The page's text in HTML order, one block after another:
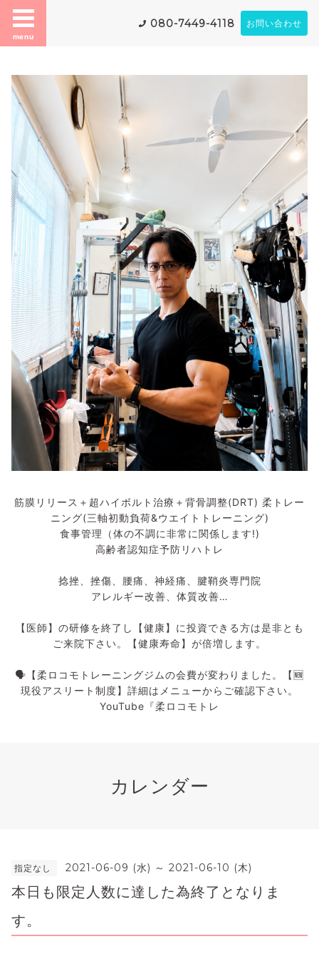
menu
080-7449-4118 お問い合わせ
筋膜リリース＋超ハイボルト治療＋背骨調整(DRT) 柔トレー
ニング(三軸初動負荷&ウエイトトレーニング)
食事管理（体の不調に非常に関係します!)
高齢者認知症予防リハトレ
捻挫、挫傷、腰痛、神経痛、腱鞘炎専門院
アレルギー改善、体質改善…
【医師】の研修を終了し【健康】に投資できる方は是非とも
ご来院下さい。【健康寿命】が倍増します。
🗣️【柔ロコモトレーニングジムの会費が変わりました。【🆕
現役アスリート制度】詳細はメニューからご確認下さい。
YouTube『柔ロコモトレ
カレンダー
指定なし 2021-06-09 (水) ～ 2021-06-10 (木)
本日も限定人数に達した為終了となりま
す。